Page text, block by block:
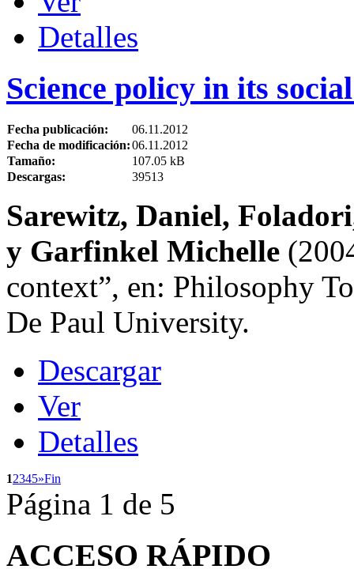
Detalles
Science policy in its
Fecha publicación:
06.11.2012
Fecha de modificación:06.11.2012
Tamaño:
107.05 kB
Descargas:
39513
Sarewitz, Daniel,
y Garfinkel Michelle
context”, en: Philosophy
De Paul University.
Descargar
Ver
Detalles
12345»Fin
Página 1 de 5
ACCESO RÁPIDO